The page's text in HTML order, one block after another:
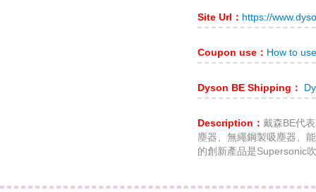
Site Url： https://
Coupon use： How to
Dyson BE Shipping：
Description： 戴森BE代
塵器、無繩鋼製吸塵器、
的創新產品是Supersonic